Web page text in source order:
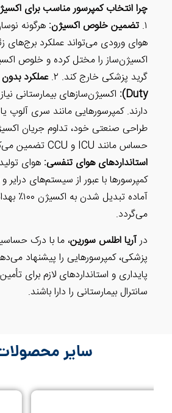
برای اکسیژن‌ساز اهمیت دارد؟
هرگونه نوسان در فشار یا دبی
برج‌های زئولیت در دستگاه
و خلوص اکسیژن خروجی را از
عملکرد بدون وقفه (Heavy
اکسیژن‌سازهای بیمارستانی نیاز به کارکرد ۲۴ ساعته
سری آلوپ یا اطلس کوپکو با
جریان اکسیژن را در بخش‌های
سازگاری با
هوای تولید شده توسط این
درایر و فیلتراسیون دقیق،
آماده تبدیل شدن به اکسیژن ۱۰۰٪ بهداشتی و بدون آلاینده
با درک حساسیت‌های تجهیزات
پیشنهاد می‌دهیم که بالاترین سطح
لازم برای تأمین هوای فشرده
باشند.
ما